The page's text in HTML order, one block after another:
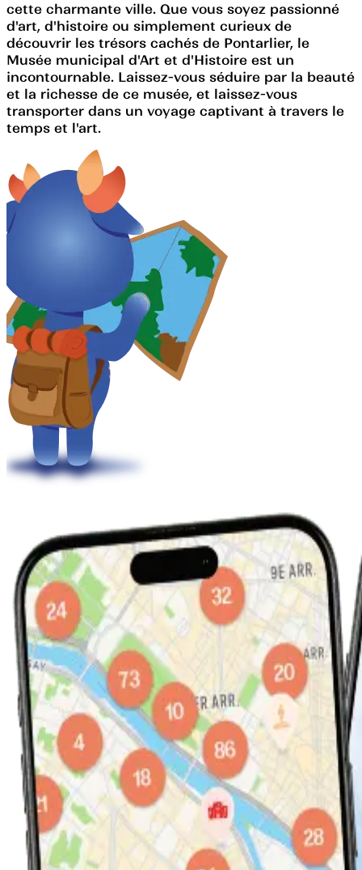
cette charmante ville. Que vous soyez passionné
d'art, d'histoire ou simplement curieux de
découvrir les trésors cachés de Pontarlier, le
Musée municipal d'Art et d'Histoire est un
incontournable. Laissez-vous séduire par la beauté
et la richesse de ce musée, et laissez-vous
transporter dans un voyage captivant à travers le
temps et l'art.